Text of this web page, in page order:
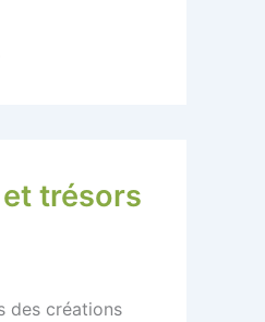
trésors
des créations